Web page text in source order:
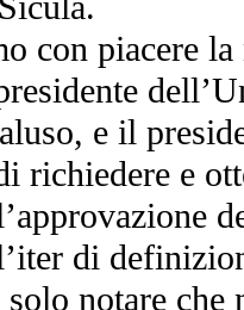
con piacere
e il
richiedere e
di
notare